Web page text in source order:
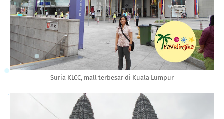
Suria KLCC, mall terbesar di Kuala Lumpur